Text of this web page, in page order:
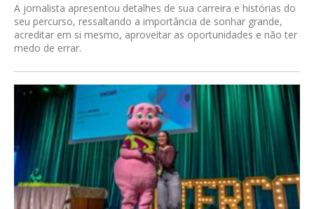
A jornalista apresentou detalhes de sua carreira e histórias do
seu percurso, ressaltando a importância de sonhar grande,
acreditar em si mesmo, aproveitar as oportunidades e não ter
medo de errar.